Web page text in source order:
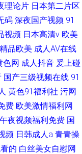
理论片 日本第二片区
码 深夜国产视频 91
视频 日本高清v 欧美
精品欧美 成人AV在线
色网 成人抖音 爰上碰
国产三级视频在线 91
黄色91福利社 污网
费 欧美激情福利网
午夜视频福利免费 国
频 日韩成人a 青青操
的 白丝美女自慰网